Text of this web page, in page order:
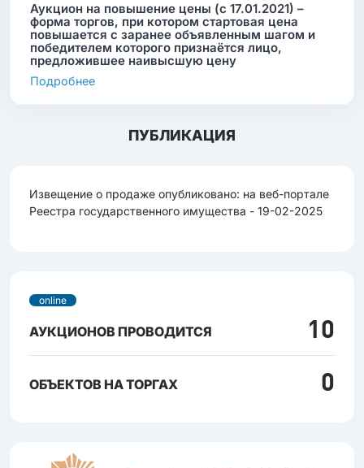
Аукцион на повышение цены (с 17.01.2021) –
форма торгов, при котором стартовая цена
повышается с заранее объявленным шагом и
победителем которого признаётся лицо,
предложившее наивысшую цену
Подробнее
ПУБЛИКАЦИЯ
Извещение о продаже опубликовано: на веб-портале
Реестра государственного имущества - 19-02-2025
online
АУКЦИОНОВ ПРОВОДИТСЯ 10
ОБЪЕКТОВ НА ТОРГАХ 0